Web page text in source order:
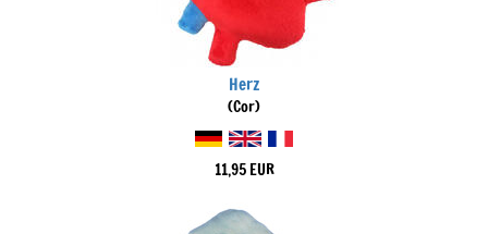
Herz
(Cor)
11,95 EUR